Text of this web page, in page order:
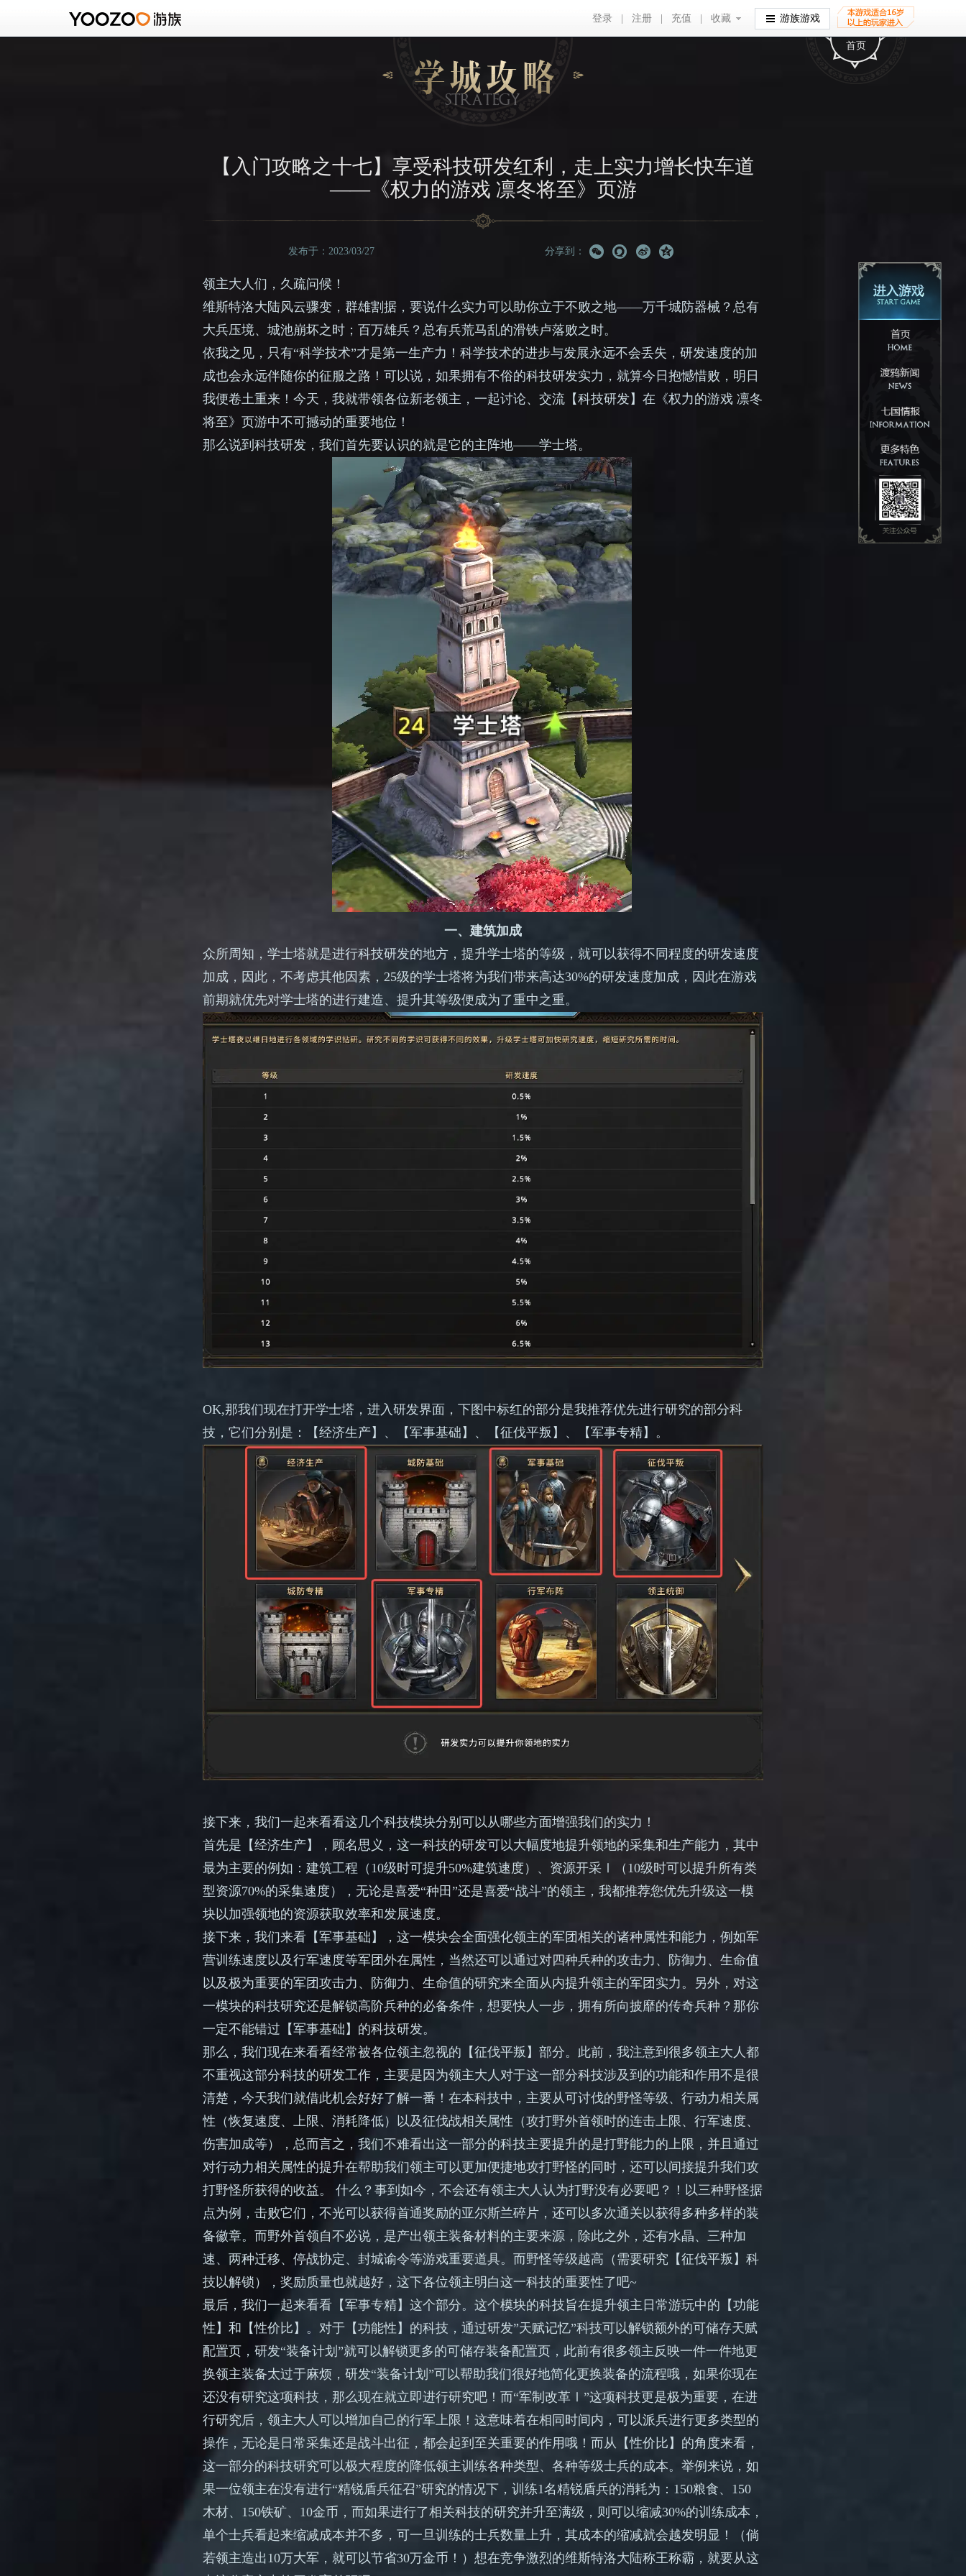
登录 注册 充值 收藏
收藏 游族游戏
首页
【入门攻略之十七】享受科技研发红利，走上实力增长快车道
——《权力的游戏 凛冬将至》页游
发布于：2023/03/27 分享到：
领主大人们，久疏问候！
维斯特洛大陆风云骤变，群雄割据，要说什么实力可以助你立于不败之地——万千城防器械？总有
大兵压境、城池崩坏之时；百万雄兵？总有兵荒马乱的滑铁卢落败之时。
依我之见，只有“科学技术”才是第一生产力！科学技术的进步与发展永远不会丢失，研发速度的加
成也会永远伴随你的征服之路！可以说，如果拥有不俗的科技研发实力，就算今日抱憾惜败，明日
我便卷土重来！今天，我就带领各位新老领主，一起讨论、交流【科技研发】在《权力的游戏 凛冬
将至》页游中不可撼动的重要地位！
那么说到科技研发，我们首先要认识的就是它的主阵地——学士塔。
一、建筑加成
众所周知，学士塔就是进行科技研发的地方，提升学士塔的等级，就可以获得不同程度的研发速度
加成，因此，不考虑其他因素， 25级的学士塔将为我们带来高达30%的研发速度加成，因此在游戏
前期就优先对学士塔的进行建造、提升其等级便成为了重中之重。
OK,那我们现在打开学士塔，进入研发界面，下图中标红的部分是我推荐优先进行研究的部分科
技，它们分别是：【经济生产】、【军事基础】、【征伐平叛】、【军事专精】。
接下来，我们一起来看看这几个科技模块分别可以从哪些方面增强我们的实力！
首先是【经济生产】，顾名思义，这一科技的研发可以大幅度地提升领地的采集和生产能力，其中
最为主要的例如：建筑工程（ 10级时可提升50%建筑速度）、资源开采Ⅰ（10级时可以提升所有类
型资源70%的采集速度），无论是喜爱“种田”还是喜爱“战斗”的领主，我都推荐您优先升级这一模
块以加强领地的资源获取效率和发展速度。
接下来，我们来看【军事基础】，这一模块会全面强化领主的军团相关的诸种属性和能力，例如军
营训练速度以及行军速度等军团外在属性，当然还可以通过对四种兵种的攻击力、防御力、生命值
以及极为重要的军团攻击力、防御力、生命值的研究来全面从内提升领主的军团实力。另外，对这
一模块的科技研究还是解锁高阶兵种的必备条件，想要快人一步，拥有所向披靡的传奇兵种？那你
一定不能错过【军事基础】的科技研发。
那么，我们现在来看看经常被各位领主忽视的【征伐平叛】部分。此前，我注意到很多领主大人都
不重视这部分科技的研发工作，主要是因为领主大人对于这一部分科技涉及到的功能和作用不是很
清楚，今天我们就借此机会好好了解一番！在本科技中，主要从可讨伐的野怪等级、行动力相关属
性（恢复速度、上限、消耗降低）以及征伐战相关属性（攻打野外首领时的连击上限、行军速度、
伤害加成等），总而言之，我们不难看出这一部分的科技主要提升的是打野能力的上限，并且通过
对行动力相关属性的提升在帮助我们领主可以更加便捷地攻打野怪的同时，还可以间接提升我们攻
打野怪所获得的收益。
什么？事到如今，不会还有领主大人认为打野没有必要吧？！以三种野怪据
点为例，击败它们，不光可以获得首通奖励的亚尔斯兰碎片，还可以多次通关以获得多种多样的装
备徽章。而野外首领自不必说，是产出领主装备材料的主要来源，除此之外，还有水晶、三种加
速、两种迁移、停战协定、封城谕令等游戏重要道具。而野怪等级越高（需要研究【征伐平叛】科
技以解锁），奖励质量也就越好，这下各位领主明白这一科技的重要性了吧~
最后，我们一起来看看【军事专精】这个部分。这个模块的科技旨在提升领主日常游玩中的【功能
性】和【性价比】。对于【功能性】的科技，通过研发”天赋记忆”科技可以解锁额外的可储存天赋
配置页，研发“装备计划”就可以解锁更多的可储存装备配置页，此前有很多领主反映一件一件地更
换领主装备太过于麻烦，研发“装备计划”可以帮助我们很好地简化更换装备的流程哦，如果你现在
还没有研究这项科技，那么现在就立即进行研究吧！而“军制改革Ⅰ”这项科技更是极为重要，在进
行研究后，领主大人可以增加自己的行军上限！这意味着在相同时间内，可以派兵进行更多类型的
操作，无论是日常采集还是战斗出征，都会起到至关重要的作用哦！而从【性价比】的角度来看，
这一部分的科技研究可以极大程度的降低领主训练各种类型、各种等级士兵的成本。举例来说，如
果一位领主在没有进行“精锐盾兵征召”研究的情况下，训练1名精锐盾兵的消耗为：150粮食、150
木材、150铁矿、10金币，而如果进行了相关科技的研究并升至满级，则可以缩减30%的训练成本，
单个士兵看起来缩减成本并不多，可一旦训练的士兵数量上升，其成本的缩减就会越发明显！（倘
若领主造出10万大军，就可以节省30万金币！）想在竞争激烈的维斯特洛大陆称王称霸，就要从这